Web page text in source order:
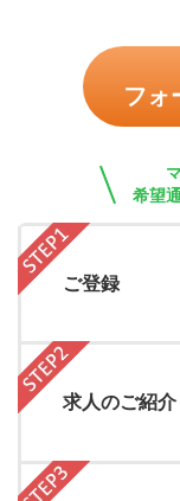
フォ
希望
ご登録
求人のご紹介